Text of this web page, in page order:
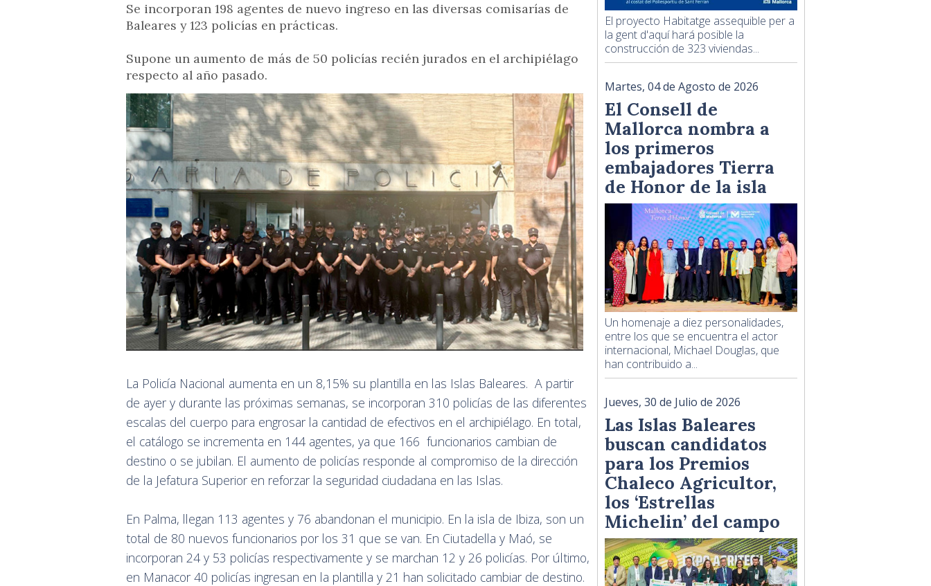
Se incorporan 198 agentes de nuevo ingreso en las diversas comisarías de
Baleares y 123 policías en prácticas.
Supone un aumento de más de 50 policías recién jurados en el archipiélago
respecto al año pasado.
La Policía Nacional aumenta en un 8,15% su plantilla en las Islas Baleares. A partir
de ayer y durante las próximas semanas, se incorporan 310 policías de las diferentes
escalas del cuerpo para engrosar la cantidad de efectivos en el archipiélago. En total,
el catálogo se incrementa en 144 agentes, ya que 166 funcionarios cambian de
destino o se jubilan. El aumento de policías responde al compromiso de la dirección
de la Jefatura Superior en reforzar la seguridad ciudadana en las Islas.
En Palma, llegan 113 agentes y 76 abandonan el municipio. En la isla de Ibiza, son un
total de 80 nuevos funcionarios por los 31 que se van. En Ciutadella y Maó, se
incorporan 24 y 53 policías respectivamente y se marchan 12 y 26 policías. Por último,
en Manacor 40 policías ingresan en la plantilla y 21 han solicitado cambiar de destino.
El proyecto Habitatge assequible per a
la gent d'aquí hará posible la
construcción de 323 viviendas...
Martes, 04 de Agosto de 2026
El Consell de
Mallorca nombra a
los primeros
embajadores Tierra
de Honor de la isla
Un homenaje a diez personalidades,
entre los que se encuentra el actor
internacional, Michael Douglas, que
han contribuido a...
Jueves, 30 de Julio de 2026
Las Islas Baleares
buscan candidatos
para los Premios
Chaleco Agricultor,
los ‘Estrellas
Michelin’ del campo